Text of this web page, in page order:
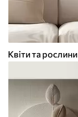
Квіти та рослини